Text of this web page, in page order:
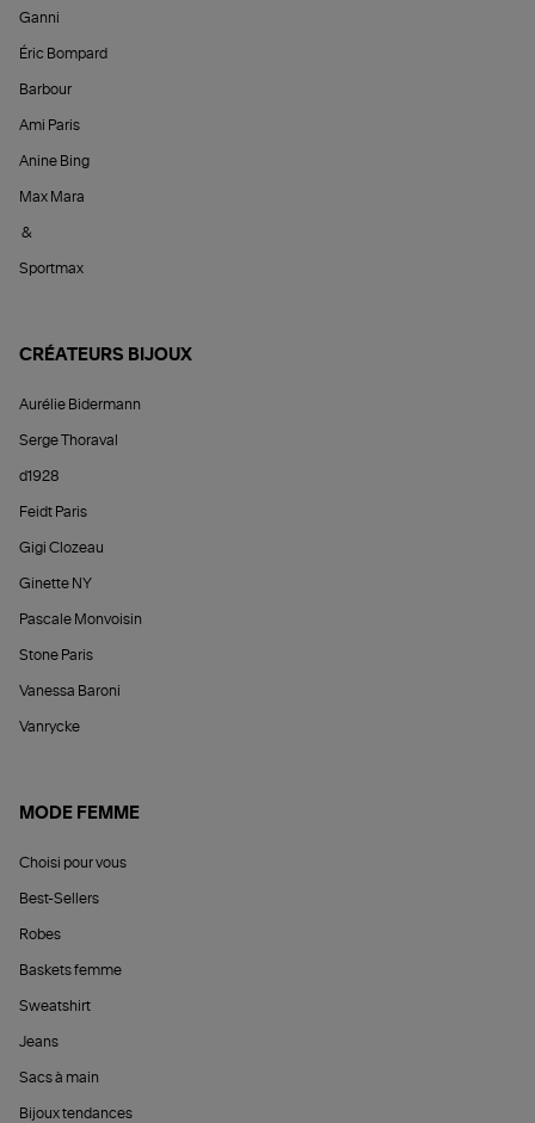
Ganni
Éric Bompard
Barbour
Ami Paris
Anine Bing
Max Mara
&
Sportmax
CRÉATEURS BIJOUX
Aurélie Bidermann
Serge Thoraval
d1928
Feidt Paris
Gigi Clozeau
Ginette NY
Pascale Monvoisin
Stone Paris
Vanessa Baroni
Vanrycke
MODE FEMME
Choisi pour vous
Best-Sellers
Robes
Baskets femme
Sweatshirt
Jeans
Sacs à main
Bijoux tendances